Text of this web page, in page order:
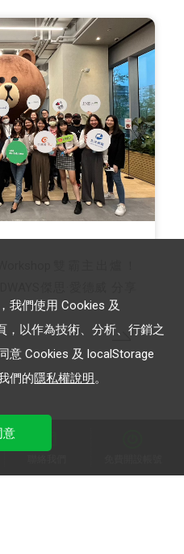
雙霸主出爐！
傑思·愛德威 分享
我們使用 Cookies 及
，以作為技術、分析、行銷之
意 Cookies 及 localStorage
們的隱私權說明。
意